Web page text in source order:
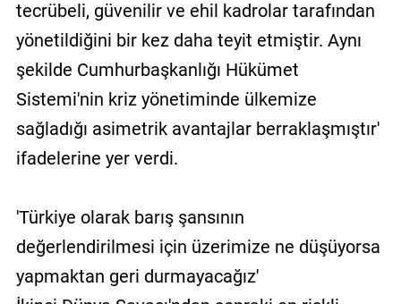
tecrübeli, güvenilir ve ehil kadrolar tarafından
yönetildiğini bir kez daha teyit etmiştir. Aynı
şekilde Cumhurbaşkanlığı Hükümet
Sistemi'nin kriz yönetiminde ülkemize
sağladığı asimetrik avantajlar berraklaşmıştır'
ifadelerine yer verdi.
'Türkiye olarak barış şansının
değerlendirilmesi için üzerimize ne düşüyorsa
yapmaktan geri durmayacağız'